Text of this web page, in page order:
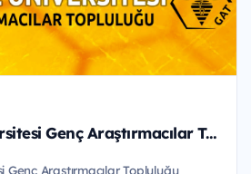
Hacettepe Üniversitesi Genç Araştırmacılar Topluluğu
Araştırmacılar Topluluğu